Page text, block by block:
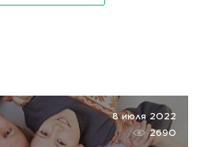
8 июля 2022
2690